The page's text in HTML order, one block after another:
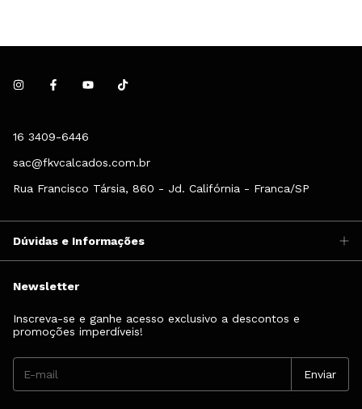
16 3409-6446
sac@fkvcalcados.com.br
Rua Francisco Társia, 860 - Jd. Califórnia - Franca/SP
Dúvidas e Informações
Newsletter
Inscreva-se e ganhe acesso exclusivo a descontos e
promoções imperdíveis!